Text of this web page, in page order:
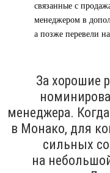
связанные с
менеджером в
а позже перевели
За хорошие
менеджера.
в Монако, для
сильных
на